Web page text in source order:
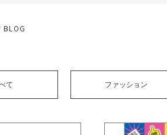
BLOG
て ファッション